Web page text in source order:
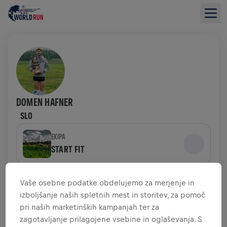
DOMEN HAFNER
SLO
EKIPA
START FIT
PREGLED ZBIRANJA SREDSTEV
0,00 $ ZBRANIH SREDSTEV 0,00 $ CILJ
Vaše osebne podatke obdelujemo za merjenje in
izboljšanje naših spletnih mest in storitev, za pomoč
pri naših marketinških kampanjah ter za
zagotavljanje prilagojene vsebine in oglaševanja. S